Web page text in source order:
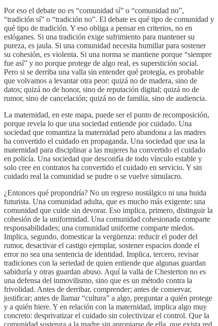
Por eso el debate no es “comunidad sí” o “comunidad no”,
“tradición sí” o “tradición no”. El debate es qué tipo de comunidad y
qué tipo de tradición. Y eso obliga a pensar en criterios, no en
eslóganes. Si una tradición exige sufrimiento para mantener su
pureza, es jaula. Si una comunidad necesita humillar para sostener
su cohesión, es violenta. Si una norma se mantiene porque “siempre
fue así” y no porque protege de algo real, es superstición social.
Pero si se derriba una valla sin entender qué protegía, es probable
que volvamos a levantar otra peor: quizá no de madera, sino de
datos; quizá no de honor, sino de reputación digital; quizá no de
rumor, sino de cancelación; quizá no de familia, sino de audiencia.
La maternidad, en este mapa, puede ser el punto de recomposición,
porque revela lo que una sociedad entiende por cuidado. Una
sociedad que romantiza la maternidad pero abandona a las madres
ha convertido el cuidado en propaganda. Una sociedad que usa la
maternidad para disciplinar a las mujeres ha convertido el cuidado
en policía. Una sociedad que desconfía de todo vínculo estable y
solo cree en contratos ha convertido el cuidado en servicio. Y sin
cuidado real la comunidad se pudre o se vuelve simulacro.
¿Entonces qué propondría? No un regreso nostálgico ni una huida
futurista. Una comunidad adulta, que es mucho más exigente: una
comunidad que cuide sin devorar. Eso implica, primero, distinguir la
cohesión de la uniformidad. Una comunidad cohesionada comparte
responsabilidades; una comunidad uniforme comparte miedos.
Implica, segundo, domesticar la vergüenza: reducir el poder del
rumor, desactivar el castigo ejemplar, sostener espacios donde el
error no sea una sentencia de identidad. Implica, tercero, revisar
tradiciones con la seriedad de quien entiende que algunas guardan
sabiduría y otras guardan abuso. Aquí la valla de Chesterton no es
una defensa del inmovilismo, sino que es un método contra la
frivolidad. Antes de derribar, comprender; antes de conservar,
justificar; antes de llamar “cultura” a algo, preguntar a quién protege
y a quién hiere. Y en relación con la maternidad, implica algo muy
concreto: desprivatizar el cuidado sin colectivizar el control. Que la
comunidad sostenga a la madre sin apropiarse de ella, que exista red